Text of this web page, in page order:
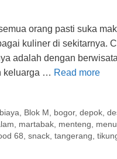
orang pasti suka
kuliner di sekitarnya.
adalah dengan
keluarga … Read more
biaya, Blok M , bogor,depok,
, martabak, menteng, menu
68, snack, tangerang,